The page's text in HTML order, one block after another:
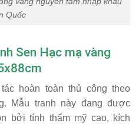
Quốc
Sen Hạc mạ vàng
hoàn toàn thủ công theo
Mẫu tranh này đang được
bởi tính thẩm mỹ cao, kích